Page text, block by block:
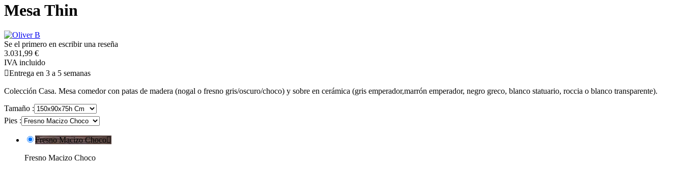
Mesa Thin
Se el primero en escribir una reseña
3.031,99 €
IVA incluido
Entrega en 3 a 5 semanas
Colección Casa. Mesa comedor con patas de madera (nogal o fresno gris/oscuro/choco) y sobre en cerámica (gris emperador,marrón emperador, negro greco, blanco statuario, roccia o blanco transparente).
Tamaño :
Pies :
Fresno Macizo Choco
Fresno Macizo Choco